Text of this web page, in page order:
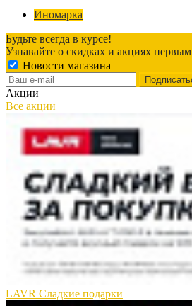
Иномарка
Будьте всегда в курсе!
Узнавайте о скидках и акциях первым
Новости магазина
Акции
Все акции
LAVR Сладкие подарки